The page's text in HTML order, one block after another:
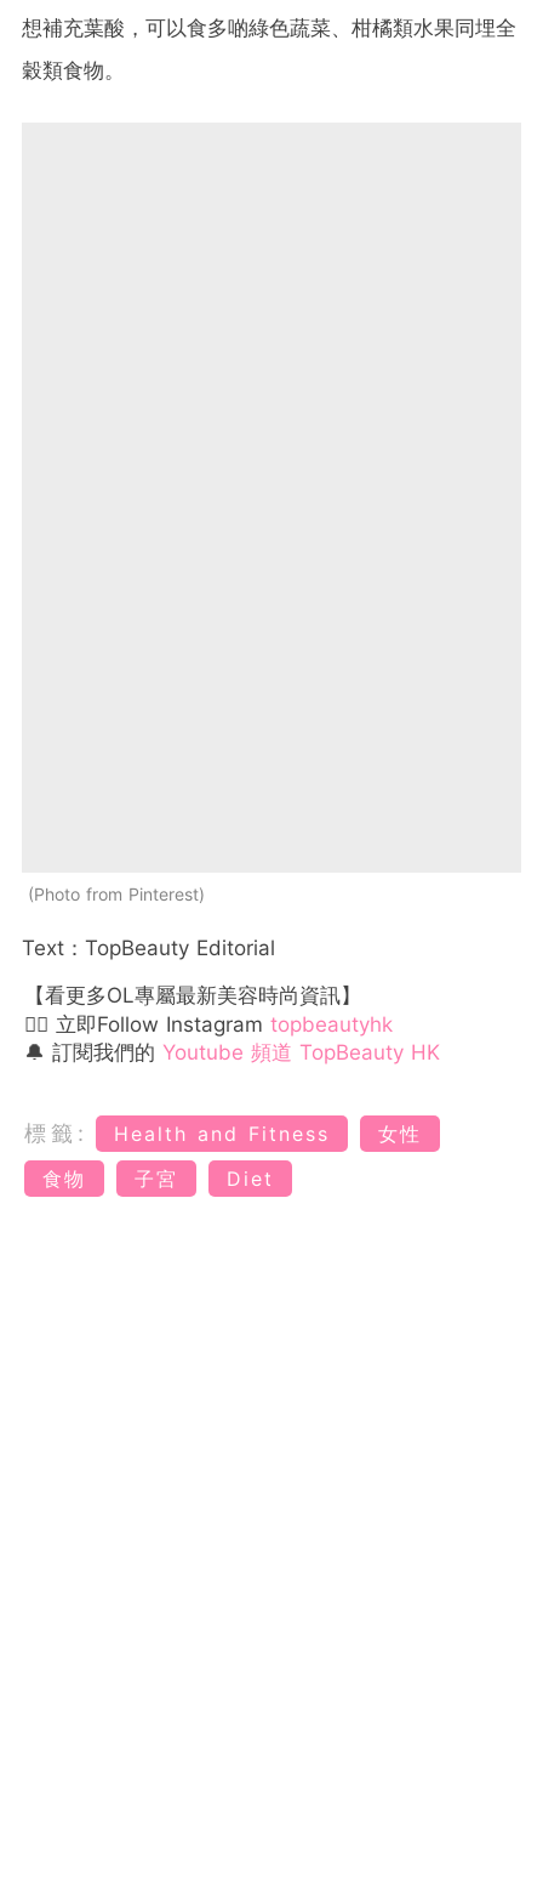
想補充葉酸，可以食多啲綠色蔬菜、柑橘類水果同埋全
穀類食物。
Photo from Pinterest
Text：TopBeauty Editorial
【看更多OL專屬最新美容時尚資訊】
👉🏻 立即Follow Instagram topbeautyhk
🔔 訂閱我們的 Youtube 頻道 TopBeauty HK
標籤: Health and Fitness
女性
食物
子宮 Diet